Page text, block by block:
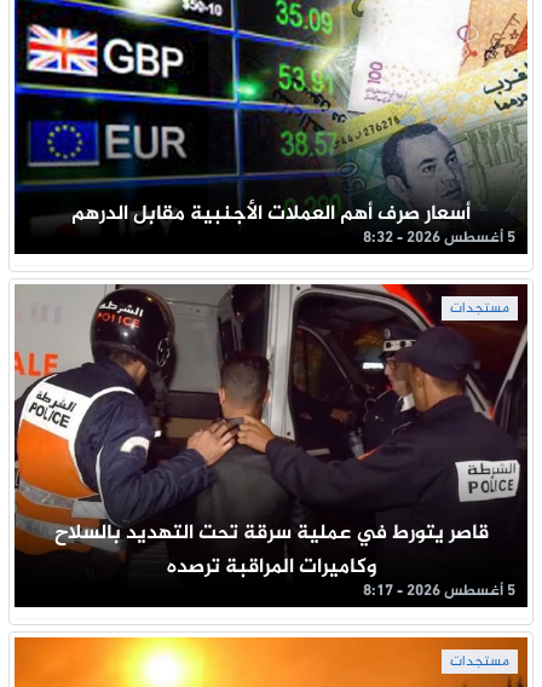
أسعار صرف أهم العملات الأجنبية مقابل الدرهم
5 أغسطس 2026 - 8:32
مستجدات
قاصر يتورط في عملية سرقة تحت التهديد بالسلاح
وكاميرات المراقبة ترصده
5 أغسطس 2026 - 8:17
مستجدات